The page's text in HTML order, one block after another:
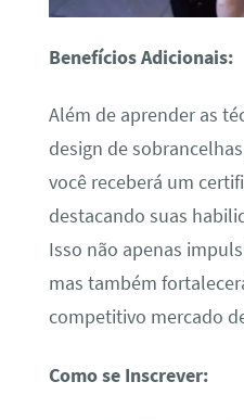
Benefícios Adicionais:
Além de aprender as
design de
você receberá um
destacando suas
Isso não apenas
mas também
competitivo mercado
Como se Inscrever: